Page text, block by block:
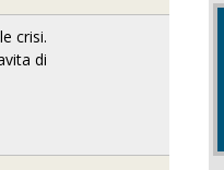
crisi.
di